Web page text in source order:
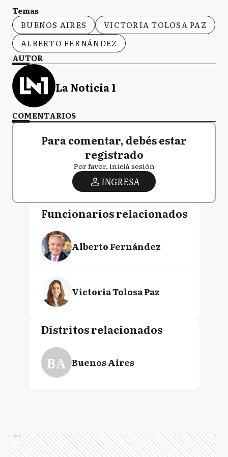
Temas
BUENOS AIRES
VICTORIA TOLOSA PAZ
ALBERTO FERNÁNDEZ
AUTOR
La Noticia 1
COMENTARIOS
Para comentar, debés estar
registrado
Por favor, iniciá sesión
INGRESA
Funcionarios relacionados
Alberto Fernández
Victoria Tolosa Paz
Distritos relacionados
BA Buenos Aires
Ads